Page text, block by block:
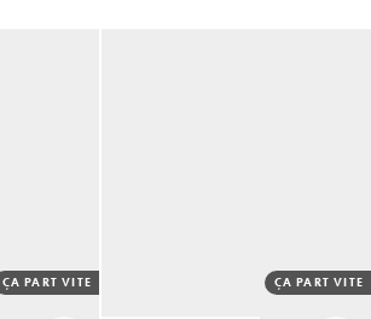
ÇA PART VITE ÇA PART VITE